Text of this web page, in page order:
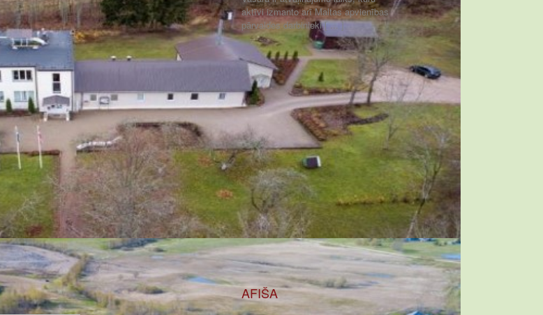
aktīvi izmanto arī Maltas apvienības
pārvaldes darbinieki [ ... ]
AFIŠA